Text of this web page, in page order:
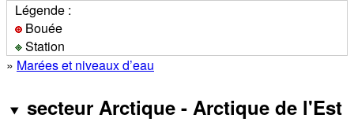
Légende :
Bouée
Station
» Marées et niveaux d’eau
secteur Arctique - Arctique de l'Est